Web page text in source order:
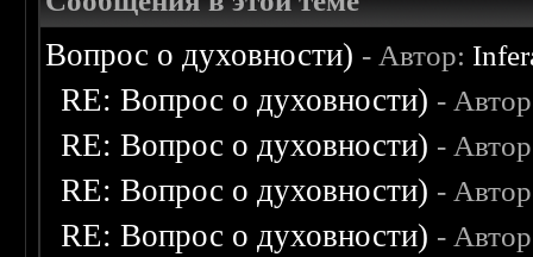
Вопрос о духовности) - Автор:
RE: Вопрос о духовности) -
RE: Вопрос о духовности) -
RE: Вопрос о духовности) -
RE: Вопрос о духовности) -